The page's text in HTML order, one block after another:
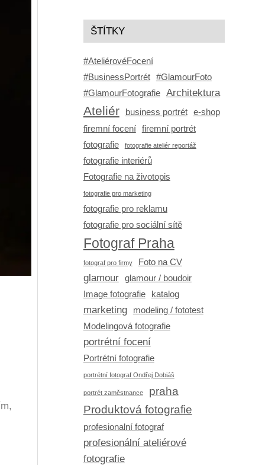
ŠTÍTKY
#AteliérovéFocení
#BusinessPortrét
#GlamourFoto
#GlamourFotografie
Architektura
Ateliér business portrét
e-shop
firemní focení
firemní portrét
fotografie
fotografie ateliér reportáž
fotografie interiérů
Fotografie na životopis
fotografie pro marketing
fotografie pro reklamu
fotografie pro sociální sítě
Fotograf Praha
fotograf pro firmy Foto na CV
glamour
glamour / boudoir
Image fotografie
katalog
marketing
modeling / fototest
Modelingová fotografie
portrétní focení
Portrétní fotografie
portrétní fotograf Ondřej Dobiáš
portrét zaměstnance
praha
Produktová fotografie
profesionalní fotograf
profesionální ateliérové
fotografie